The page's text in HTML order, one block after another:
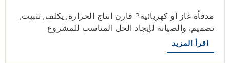
مدفأة غاز أو كهربائية? قارن انتاج الحرارة, يكلف, تثبيت,
تصميم, والصيانة لإيجاد الحل المناسب للمشروع.
اقرأ المزيد